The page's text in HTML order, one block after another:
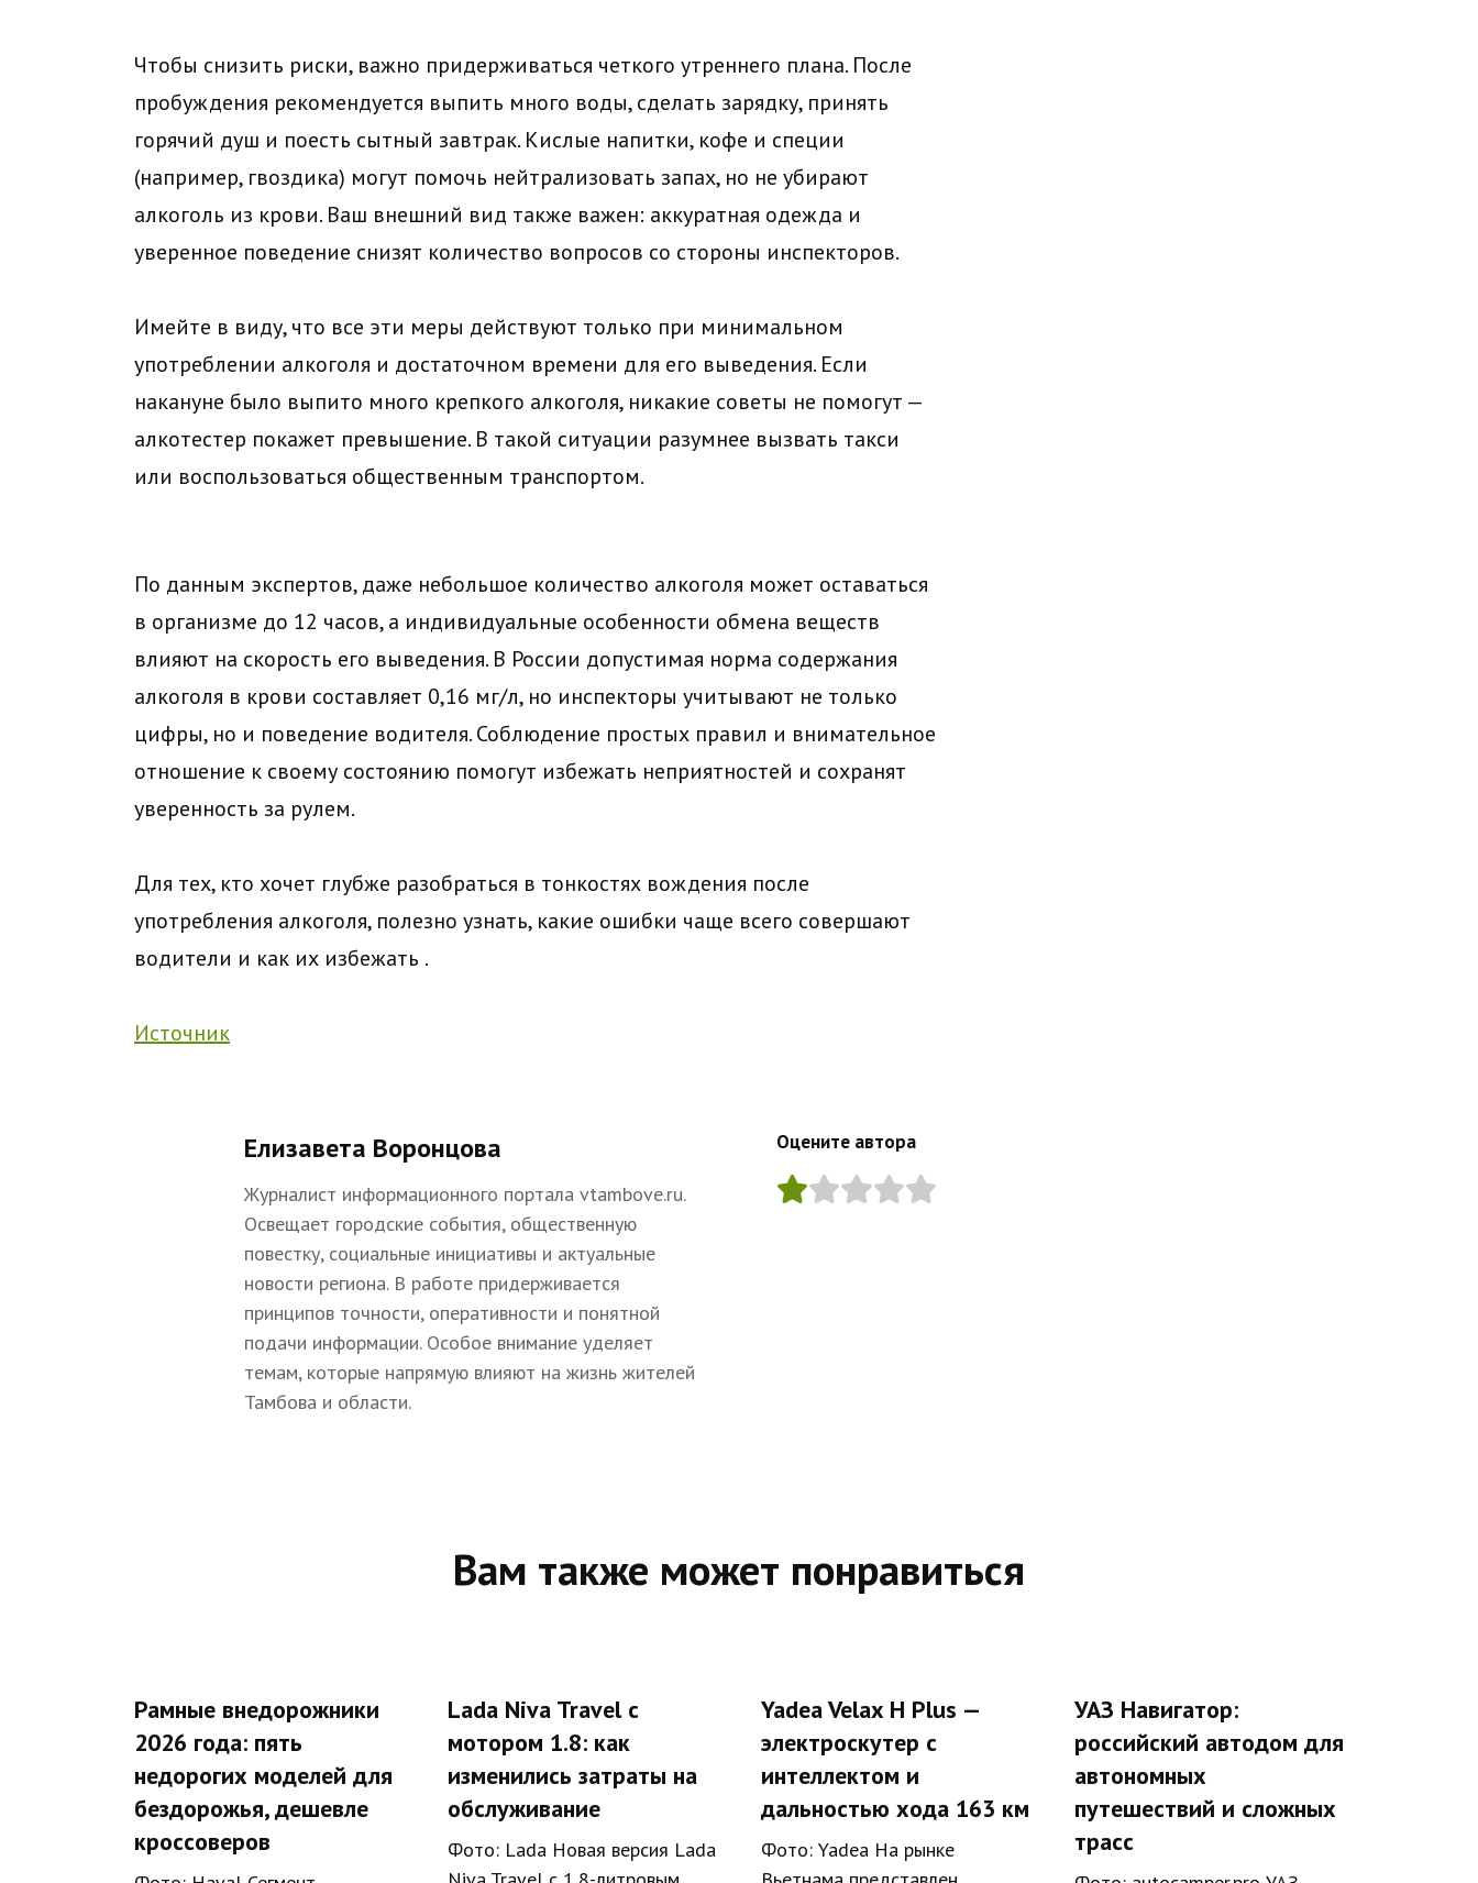
Чтобы снизить риски, важно придерживаться четкого утреннего плана. После
пробуждения рекомендуется выпить много воды, сделать зарядку, принять
горячий душ и поесть сытный завтрак. Кислые напитки, кофе и специи
(например, гвоздика) могут помочь нейтрализовать запах, но не убирают
алкоголь из крови. Ваш внешний вид также важен: аккуратная одежда и
уверенное поведение снизят количество вопросов со стороны инспекторов.
Имейте в виду, что все эти меры действуют только при минимальном
употреблении алкоголя и достаточном времени для его выведения. Если
накануне было выпито много крепкого алкоголя, никакие советы не помогут —
алкотестер покажет превышение. В такой ситуации разумнее вызвать такси
или воспользоваться общественным транспортом.
По данным экспертов, даже небольшое количество алкоголя может оставаться
в организме до 12 часов, а индивидуальные особенности обмена веществ
влияют на скорость его выведения. В России допустимая норма содержания
алкоголя в крови составляет 0,16 мг/л, но инспекторы учитывают не только
цифры, но и поведение водителя. Соблюдение простых правил и внимательное
отношение к своему состоянию помогут избежать неприятностей и сохранят
уверенность за рулем.
Для тех, кто хочет глубже разобраться в тонкостях вождения после
употребления алкоголя, полезно узнать, какие ошибки чаще всего совершают
водители и как их избежать .
Источник
Елизавета Воронцова
Журналист информационного портала vtambove.ru.
Освещает городские события, общественную
повестку, социальные инициативы и актуальные
новости региона. В работе придерживается
принципов точности, оперативности и понятной
подачи информации. Особое внимание уделяет
темам, которые напрямую влияют на жизнь жителей
Тамбова и области.
Оцените автора
Вам также может понравиться
Рамные внедорожники
2026 года: пять
недорогих моделей для
бездорожья, дешевле
кроссоверов
Lada Niva Travel с
мотором 1.8: как
изменились затраты на
обслуживание
Фото: Lada Новая версия Lada
Yadea Velax H Plus —
электроскутер с
интеллектом и
дальностью хода 163 км
Фото: Yadea На рынке
УАЗ Навигатор:
российский автодом для
автономных
путешествий и сложных
трасс